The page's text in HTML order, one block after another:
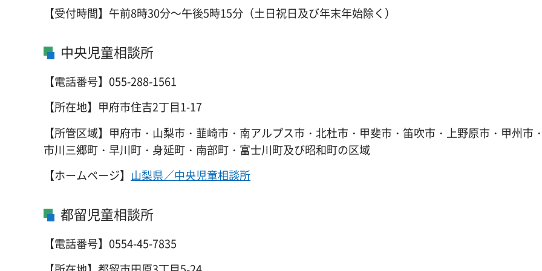
【受付時間】午前8時30分～午後5時15分（土日祝日及び年末年始除く）
中央児童相談所
【電話番号】055-288-1561
【所在地】甲府市住吉2丁目1-17
【所管区域】甲府市・山梨市・韮崎市・南アルプス市・北杜市・甲斐市・笛吹市・上野原市・甲州市
市川三郷町・早川町・身延町・南部町・富士川町及び昭和町の区域
【ホームページ】 山梨県／中央児童相談所
都留児童相談所
【電話番号】0554-45-7835